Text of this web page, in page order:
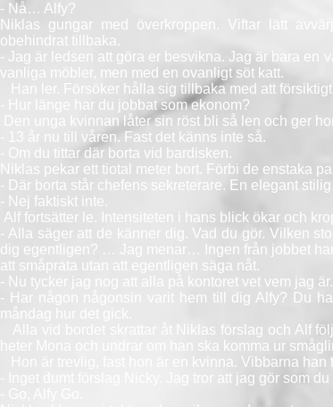
- Nå… Alfy?
Niklas gungar med överkroppen. Viftar lätt
obehindrat tillbaka.
- Jag är ledsen att göra er besvikna. Jag är bara en
vanliga möbler, men med en ovanligt söt katt.
Han ler. Försöker hålla sig tillbaka med att
- Hur länge har du jobbat som ekonom?
Den unga kvinnan låter sin röst bli så len och ger
- 13 år nu till våren. Fast det känns inte så.
- Om du tittar där borta vid bardisken.
Niklas pekar ett tiotal meter bort. Förbi de enstaka
- Där borta står chefens sekreterare. En elegant
- Nej faktiskt inte.
Alf fortsätter le. Intensiteten i hans blick ökar och
- Alla säger att de känner dig. Vad du gör. Vilken
dig egentligen? … Jag menar… Ingen från jobbet
att småprata utan att egentligen säga nåt.
- Nu tycker jag nog att alla på kontoret vet vem jag
- Har någon någonsin varit hem till dig Alfy? Du
måndag hur det gick.
Alla vid bordet skrattar åt Niklas förslag och Alf
heter Mona och undrar om han ska komma ur
Hon är trevlig, fast hon är en kvinna. Vibbarna
- Inget dumt förslag Nicky. Jag tror att jag gör som du